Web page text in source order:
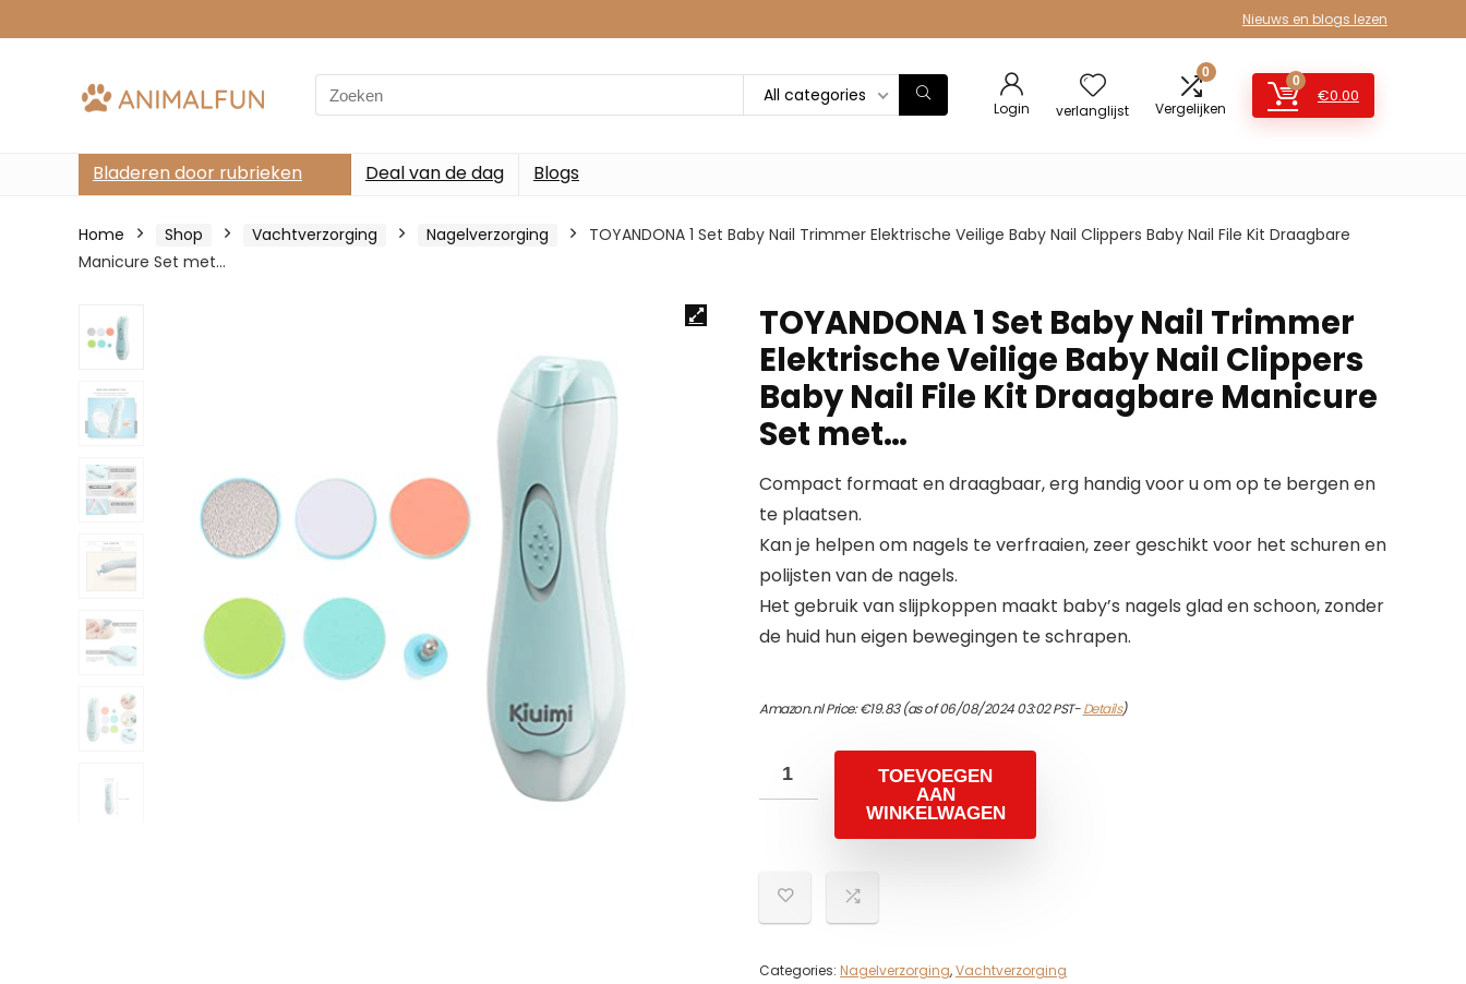
Nieuws en blogs lezen
Search
for:
All categories
Login verlanglijst
0
Vergelijken
0
€0.00
Bladeren door rubrieken Deal van de dag Blogs
Home Shop Vachtverzorging Nagelverzorging
TOYANDONA 1 Set Baby Nail Trimmer Elektrische Veilige Baby Nail Clippers Baby Nail File Kit Draagbare
Manicure Set met…
TOYANDONA 1 Set Baby Nail Trimmer
Elektrische Veilige Baby Nail Clippers
Baby Nail File Kit Draagbare Manicure
Set met…
Compact formaat en draagbaar, erg handig voor u om op te bergen en
te plaatsen.
Kan je helpen om nagels te verfraaien, zeer geschikt voor het schuren en
polijsten van de nagels.
Het gebruik van slijpkoppen maakt baby’s nagels glad en schoon, zonder
de huid hun eigen bewegingen te schrapen.
Amazon.nl Price:€19.83(as of 06/08/2024 03:02 PST-Details)
TOEVOEGEN
AAN
WINKELWAGEN
Categories: Nagelverzorging,Vachtverzorging